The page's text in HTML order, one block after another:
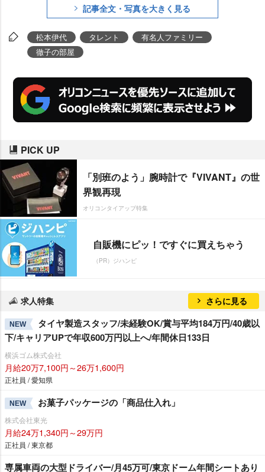
記事全文・写真を大きく見る
松本伊代 タレント
有名人ファミリー
徹子の部屋
PICK UP
「別班のよう」腕時計で『VIVANT』の世
界観再現
オリコンタイアップ特集
自販機にピッ！ですぐに買えちゃう
（PR）ジハンピ
求人特集 さらに見る
NEW
タイヤ製造スタッフ/未経験OK/賞与平均184万円/40歳以
下/キャリアUPで年収600万円以上へ/年間休日133日
横浜ゴム株式会社
月給20万7,100円～26万1,600円
正社員 / 愛知県
NEW お菓子パッケージの「商品仕入れ」
株式会社東光
月給24万1,340円～29万円
正社員 / 東京都
専属車両の大型ドライバー/月45万可/東京ドーム年間シートあり